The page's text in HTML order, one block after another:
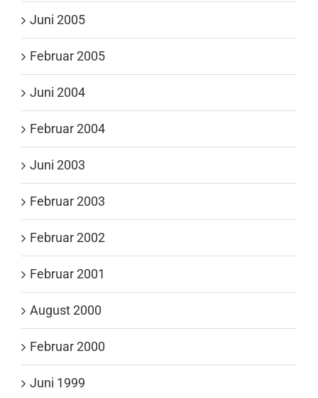
Juni 2005
Februar 2005
Juni 2004
Februar 2004
Juni 2003
Februar 2003
Februar 2002
Februar 2001
August 2000
Februar 2000
Juni 1999